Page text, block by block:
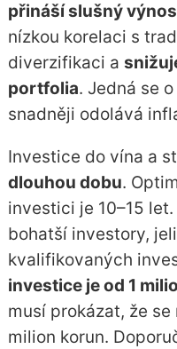
přináší slušný
nízkou korelaci s
diverzifikaci a
portfolia. Jedná se
snadněji odolává
Investice do vína a
dlouhou dobu.
investici je 10–15
bohatší investory,
kvalifikovaných
investice je od 1
musí prokázat, že
milion korun.